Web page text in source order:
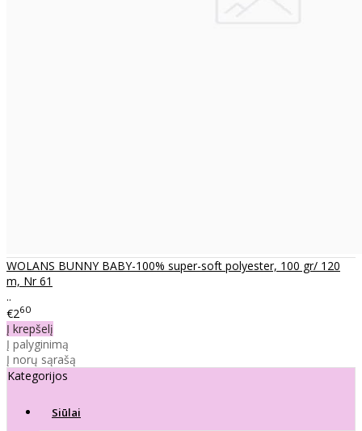
WOLANS BUNNY BABY-100% super-soft polyester, 100 gr/ 120
m, Nr 61
..
€260
Į krepšelį
Į palyginimą
Į norų sąrašą
Kategorijos
Siūlai